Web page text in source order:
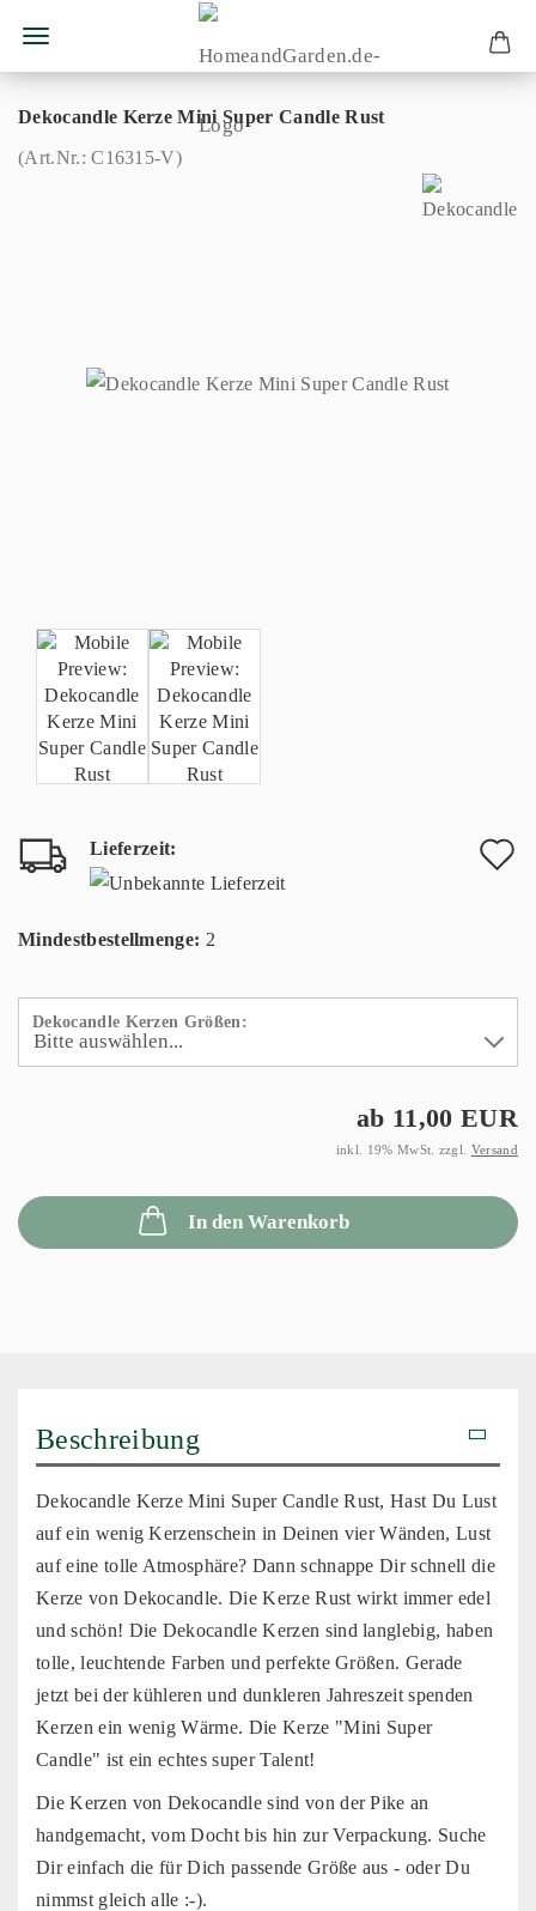
Dekocandle Kerze Mini Super Candle Rust
(Art.Nr.:C16315-V)
Lieferzeit:
Mindestbestellmenge: 2
Dekocandle Kerzen Größen:
ab 11,00 EUR
inkl. 19% MwSt. zzgl. Versand
In den Warenkorb
Beschreibung
Dekocandle Kerze Mini Super Candle Rust, Hast Du Lust
auf ein wenig Kerzenschein in Deinen vier Wänden, Lust
auf eine tolle Atmosphäre? Dann schnappe Dir schnell die
Kerze von Dekocandle. Die Kerze Rust wirkt immer edel
und schön! Die Dekocandle Kerzen sind langlebig, haben
tolle, leuchtende Farben und perfekte Größen. Gerade
jetzt bei der kühleren und dunkleren Jahreszeit spenden
Kerzen ein wenig Wärme. Die Kerze "Mini Super
Candle" ist ein echtes super Talent!
Die Kerzen von Dekocandle sind von der Pike an
handgemacht, vom Docht bis hin zur Verpackung. Suche
Dir einfach die für Dich passende Größe aus - oder Du
nimmst gleich alle :-).